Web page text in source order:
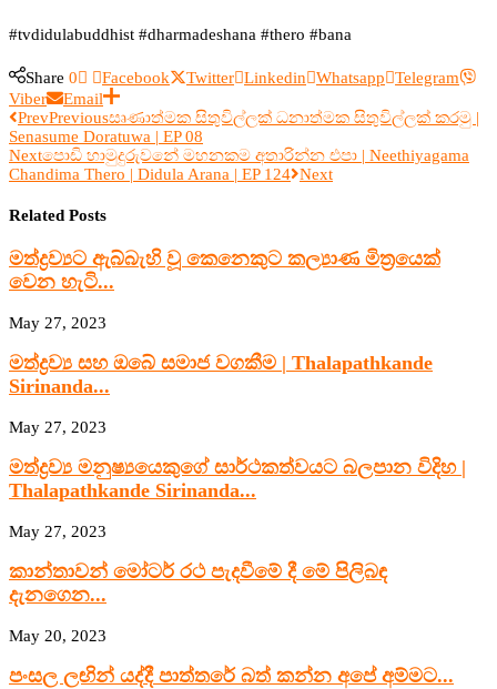
#tvdidulabuddhist #dharmadeshana #thero #bana
Share 0 Facebook Twitter Linkedin Whatsapp
Telegram
Viber
Email
PrevPreviousසෘණාත්මක සිතුවිල්ලක් ධනාත්මක සිතුවිල්ලක් කරමු |
Senasume Doratuwa | EP 08
Nextපොඩි හාමුදුරුවනේ මහනකම අතාරින්න එපා | Neethiyagama
Chandima Thero | Didula Arana | EP 124 Next
Related Posts
මත්ද්‍රව්‍යට ඇබ්බැහි වූ කෙනෙකුට කල්‍යාණ මිත්‍රයෙක්
වෙන හැටි...
May 27, 2023
මත්ද්‍රව්‍ය සහ ඔබේ සමාජ වගකීම | Thalapathkande
Sirinanda...
May 27, 2023
මත්ද්‍රව්‍ය මනුෂ්‍යයෙකුගේ සාර්ථකත්වයට බලපාන විදිහ |
Thalapathkande Sirinanda...
May 27, 2023
කාන්තාවන් මෝටර් රථ පැදවීමේ දී මේ පිලිබඳ
දැනගෙන...
May 20, 2023
පංසල ලඟින් යද්දී පාත්තරේ බත් කන්න අපේ අම්මට...